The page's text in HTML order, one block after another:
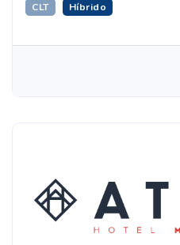
CLT Híbrido